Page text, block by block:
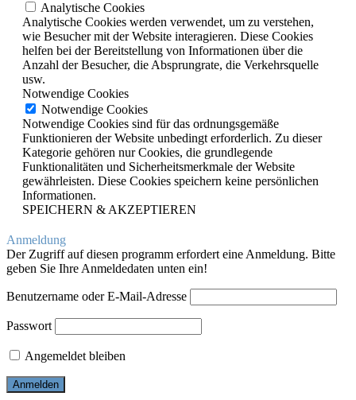
Analytische Cookies
Analytische Cookies werden verwendet, um zu verstehen,
wie Besucher mit der Website interagieren. Diese Cookies
helfen bei der Bereitstellung von Informationen über die
Anzahl der Besucher, die Absprungrate, die Verkehrsquelle
usw.
Notwendige Cookies
Notwendige Cookies
Notwendige Cookies sind für das ordnungsgemäße
Funktionieren der Website unbedingt erforderlich. Zu dieser
Kategorie gehören nur Cookies, die grundlegende
Funktionalitäten und Sicherheitsmerkmale der Website
gewährleisten. Diese Cookies speichern keine persönlichen
Informationen.
SPEICHERN & AKZEPTIEREN
Anmeldung
Der Zugriff auf diesen programm erfordert eine Anmeldung. Bitte
geben Sie Ihre Anmeldedaten unten ein!
Benutzername oder E-Mail-Adresse
Passwort
Angemeldet bleiben